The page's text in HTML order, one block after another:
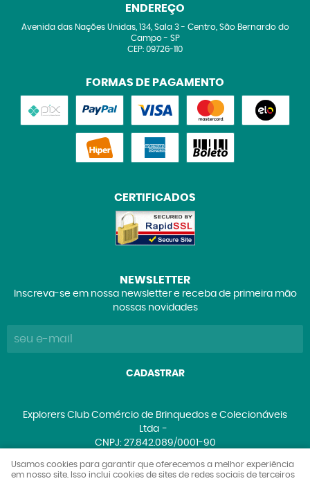
ENDEREÇO
Avenida das Nações Unidas, 134, Sala 3- Centro, São Bernardo do
Campo- SP
CEP: 09726-110
FORMAS DE PAGAMENTO
CERTIFICADOS
NEWSLETTER
Inscreva-se em nossa newsletter e receba de primeira mão
nossas novidades
CADASTRAR
Explorers Club Comércio de Brinquedos e Colecionáveis
Ltda
CNPJ: 27.842.089/0001-90
Usamos cookies para garantir que oferecemos a melhor experiência
em nosso site. Isso inclui cookies de sites de redes sociais de terceiros